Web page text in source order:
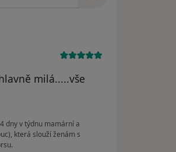
milá.....vše
dny v týdnu mamární a
která slouží ženám s